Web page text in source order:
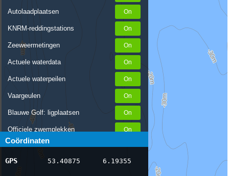
Autolaadplaatsen
KNRM-reddingstations
Zeeweermetingen
Actuele waterdata
Actuele waterpeilen
Vaargeulen
Blauwe Golf: ligplaatsen
Officiele zwemplekken
Stremmingen/hinder
AIS scheepsposities
Coördinaten
GPS 53.40875 6.19355